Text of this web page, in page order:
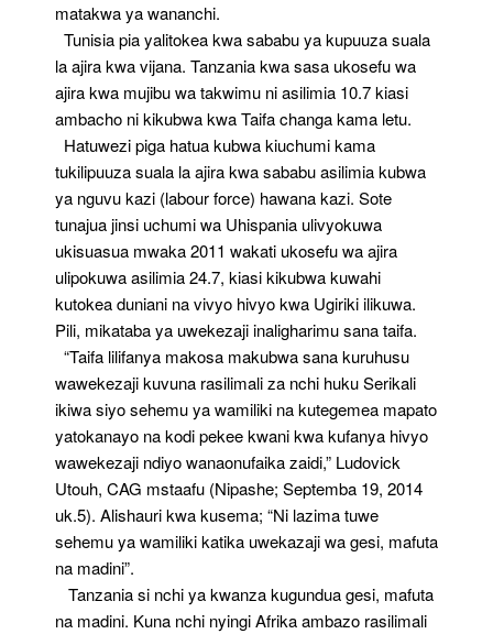
matakwa ya wananchi.
Tunisia pia yalitokea kwa sababu ya kupuuza suala
la ajira kwa vijana. Tanzania kwa sasa ukosefu wa
ajira kwa mujibu wa takwimu ni asilimia 10.7 kiasi
ambacho ni kikubwa kwa Taifa changa kama letu.
Hatuwezi piga hatua kubwa kiuchumi kama
tukilipuuza suala la ajira kwa sababu asilimia kubwa
ya nguvu kazi (labour force) hawana kazi. Sote
tunajua jinsi uchumi wa Uhispania ulivyokuwa
ukisuasua mwaka 2011 wakati ukosefu wa ajira
ulipokuwa asilimia 24.7, kiasi kikubwa kuwahi
kutokea duniani na vivyo hivyo kwa Ugiriki ilikuwa.
Pili, mikataba ya uwekezaji inaligharimu sana taifa.
“Taifa lilifanya makosa makubwa sana kuruhusu
wawekezaji kuvuna rasilimali za nchi huku Serikali
ikiwa siyo sehemu ya wamiliki na kutegemea mapato
yatokanayo na kodi pekee kwani kwa kufanya hivyo
wawekezaji ndiyo wanaonufaika zaidi,” Ludovick
Utouh, CAG mstaafu (Nipashe; Septemba 19, 2014
uk.5). Alishauri kwa kusema; “Ni lazima tuwe
sehemu ya wamiliki katika uwekazaji wa gesi, mafuta
na madini”.
Tanzania si nchi ya kwanza kugundua gesi, mafuta
na madini. Kuna nchi nyingi Afrika ambazo rasilimali